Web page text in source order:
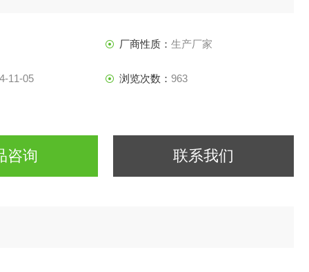
厂商性质： 生产厂家
11-05 浏览次数： 963
咨询 联系我们